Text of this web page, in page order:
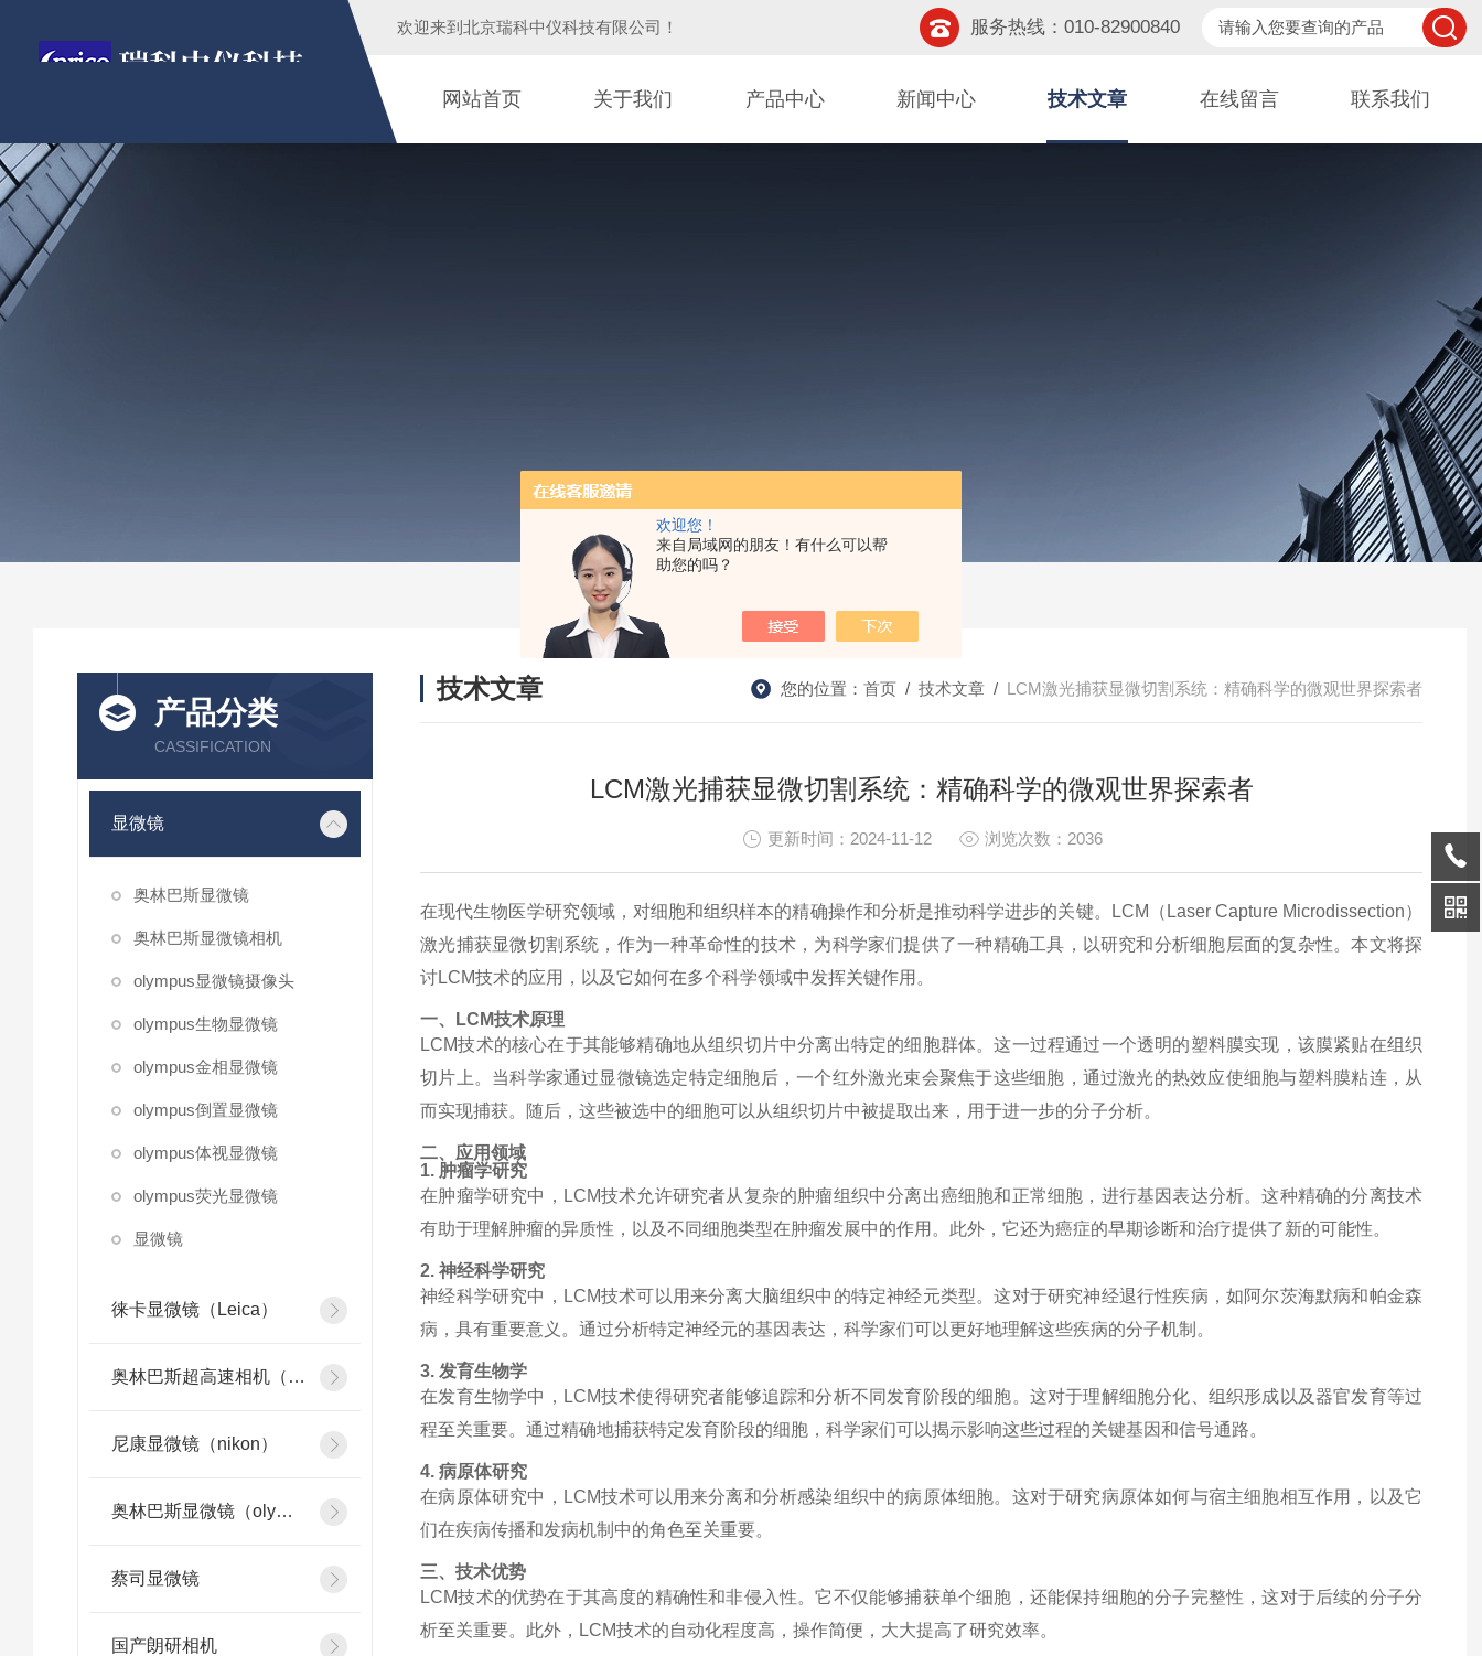
欢迎您！
来自局域网的朋友！有什么可以帮
助您的吗？
欢迎来到 北京瑞科中仪科技有限公司 ！ 服务热线：010-82900840
网站首页 关于我们 产品中心 新闻中心 技术文章 在线留言 联系我们
产品分类
CASSIFICATION
显微镜
奥林巴斯显微镜
奥林巴斯显微镜相机
olympus显微镜摄像头
olympus生物显微镜
olympus金相显微镜
olympus倒置显微镜
olympus体视显微镜
olympus荧光显微镜
显微镜
徕卡显微镜（Leica）
奥林巴斯超高速相机（olympus）
尼康显微镜（nikon）
奥林巴斯显微镜（olympus）
蔡司显微镜
国产朗研相机
技术文章 您的位置： 首页 / 技术文章 / LCM激光捕获显微切割系统：精确科学的微观世界探索者
LCM激光捕获显微切割系统：精确科学的微观世界探索者
更新时间：2024-11-12 浏览次数：2036
在现代生物医学研究领域，对细胞和组织样本的精确操作和分析是推动科学进步的关键。 LCM （ Laser Capture Microdissection）
激光捕获显微切割系统，作为一种革命性的技术，为科学家们提供了一种精确工具，以研究和分析细胞层面的复杂性。本文将探
讨LCM技术的应用，以及它如何在多个科学领域中发挥关键作用。
一、 LCM技术原理
LCM技术的核心在于其能够精确地从组织切片中分离出特定的细胞群体。这一过程通过一个透明的塑料膜实现，该膜紧贴在组织
切片上。当科学家通过显微镜选定特定细胞后，一个红外激光束会聚焦于这些细胞，通过激光的热效应使细胞与塑料膜粘连，从
而实现捕获。随后，这些被选中的细胞可以从组织切片中被提取出来，用于进一步的分子分析。
二、应用领域
1. 肿瘤学研究
在肿瘤学研究中， LCM技术允许研究者从复杂的肿瘤组织中分离出癌细胞和正常细胞，进行基因表达分析。这种精确的分离技术
有助于理解肿瘤的异质性，以及不同细胞类型在肿瘤发展中的作用。此外，它还为癌症的早期诊断和治疗提供了新的可能性。
2.神经科学研究
神经科学研究中， LCM技术可以用来分离大脑组织中的特定神经元类型。这对于研究神经退行性疾病，如阿尔茨海默病和帕金森
病，具有重要意义。通过分析特定神经元的基因表达，科学家们可以更好地理解这些疾病的分子机制。
3. 发育生物学
在发育生物学中， LCM技术使得研究者能够追踪和分析不同发育阶段的细胞。这对于理解细胞分化、组织形成以及器官发育等过
程至关重要。通过精确地捕获特定发育阶段的细胞，科学家们可以揭示影响这些过程的关键基因和信号通路。
4.病原体研究
在病原体研究中， LCM技术可以用来分离和分析感染组织中的病原体细胞。这对于研究病原体如何与宿主细胞相互作用，以及它
们在疾病传播和发病机制中的角色至关重要。
三、技术优势
LCM技术的优势在于其高度的精确性和非侵入性。它不仅能够捕获单个细胞，还能保持细胞的分子完整性，这对于后续的分子分
析至关重要。此外， LCM技术的自动化程度高，操作简便，大大提高了研究效率。